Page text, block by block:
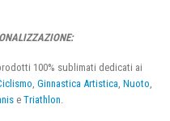
100% sublimati dedicati ai
, Ginnastica Artistica, Nuoto,
e Triathlon.